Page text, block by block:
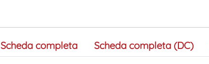
Scheda completa Scheda completa (DC)